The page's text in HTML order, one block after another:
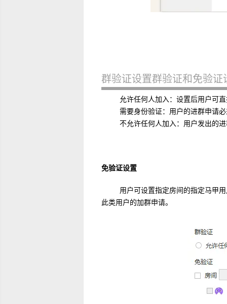
群验证设置群验证和免验证
允许任何人加入：设置后用户可直
需要身份验证：用户的进群申请必
不允许任何人加入：用户发出的进
免验证设置
用户可设置指定房间的指定马甲用
此类用户的加群申请。